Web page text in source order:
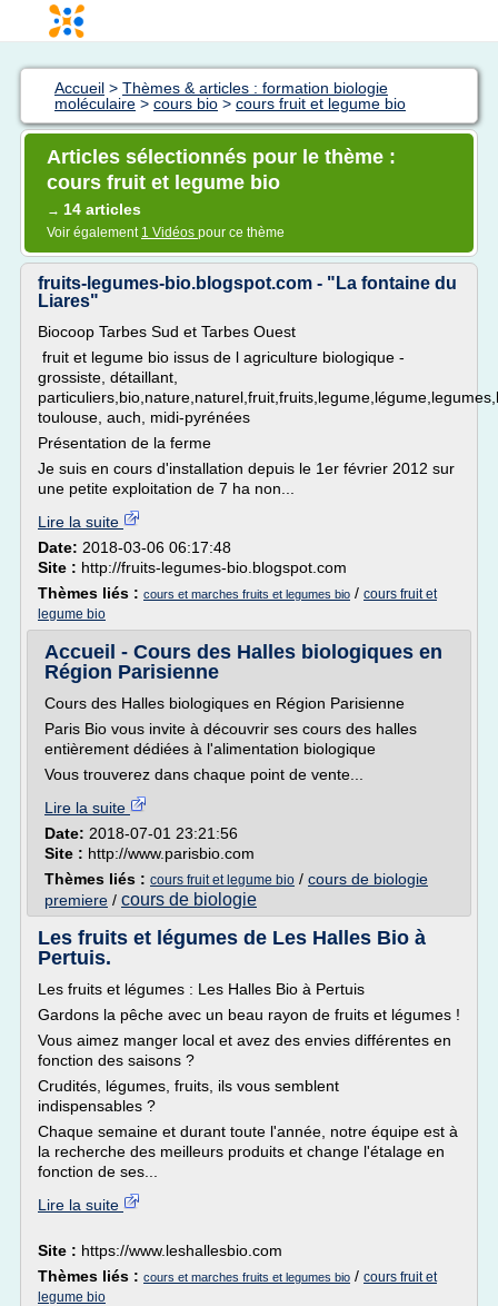
Accueil > Thèmes & articles : formation biologie
moléculaire > cours bio > cours fruit et legume bio
Articles sélectionnés pour le thème :
cours fruit et legume bio
→ 14 articles
Voir également 1 Vidéos pour ce thème
fruits-legumes-bio.blogspot.com - "La fontaine du
Liares"
Biocoop Tarbes Sud et Tarbes Ouest
fruit et legume bio issus de l agriculture biologique -
grossiste, détaillant,
toulouse, auch, midi-pyrénées
Présentation de la ferme
Je suis en cours d'installation depuis le 1er février 2012 sur
une petite exploitation de 7 ha non...
Lire la suite
Date: 2018-03-06 06:17:48
Site : http://fruits-legumes-bio.blogspot.com
Thèmes liés : cours et marches fruits et legumes bio / cours fruit et
legume bio
Accueil - Cours des Halles biologiques en
Région Parisienne
Cours des Halles biologiques en Région Parisienne
Paris Bio vous invite à découvrir ses cours des halles
entièrement dédiées à l'alimentation biologique
Vous trouverez dans chaque point de vente...
Lire la suite
Date: 2018-07-01 23:21:56
Site : http://www.parisbio.com
Thèmes liés : cours fruit et legume bio / cours de biologie
premiere / cours de biologie
Les fruits et légumes de Les Halles Bio à
Pertuis.
Les fruits et légumes : Les Halles Bio à Pertuis
Gardons la pêche avec un beau rayon de fruits et légumes !
Vous aimez manger local et avez des envies différentes en
fonction des saisons ?
Crudités, légumes, fruits, ils vous semblent
indispensables ?
Chaque semaine et durant toute l'année, notre équipe est à
la recherche des meilleurs produits et change l'étalage en
fonction de ses...
Lire la suite
Site : https://www.leshallesbio.com
Thèmes liés : cours et marches fruits et legumes bio / cours fruit et
legume bio